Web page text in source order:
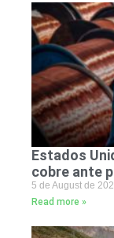
Estados
cobre ante
5 de August de
Read more »